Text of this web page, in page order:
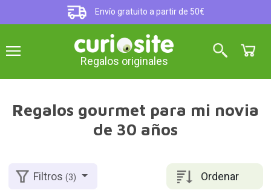
Envío gratuito a partir de 50€
Regalos originales
Regalos gourmet para mi novia
de 30 años
Ordenar
Filtros(3)